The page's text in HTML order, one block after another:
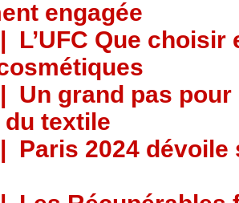
engagée
| L’UFC Que
| Un grand pas
du textile
| Paris 2024